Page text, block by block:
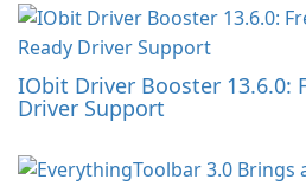
IObit Driver Booster 13.6.0:
Driver Support